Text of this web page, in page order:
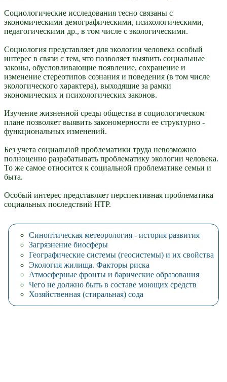
Социологические исследования тесно связаны с
экономическими демографическими, психологическими,
педагогическими др., в том числе с экологическими.
Социология представляет для экологии человека особый
интерес в связи с тем, что позволяет выявить социальные
законы, обусловливающие появление, сохранение и
изменение стереотипов сознания и поведения (в том числе
экологического характера), выходящие за рамки
экономических и психологических законов.
Изучение жизненной среды общества в социологическом
плане позволяет выявить закономерности ее структурно -
функциональных изменений.
Без учета социальной проблематики труда невозможно
полноценно разрабатывать проблематику экологии человека.
То же самое относится к социальной проблематике семьи и
быта.
Особый интерес представляет перспективная проблематика
социальных последствий НТР.
Синоптическая метеорология - история развития
Загрязнение биосферы
Географические системы (геосистемы) и их свойства
Экология жилища. Факторы риска
Атмосферные фронты и барические образования
Чего не должно быть в составе моющих средств
Хозяйственная (стиральная) сода